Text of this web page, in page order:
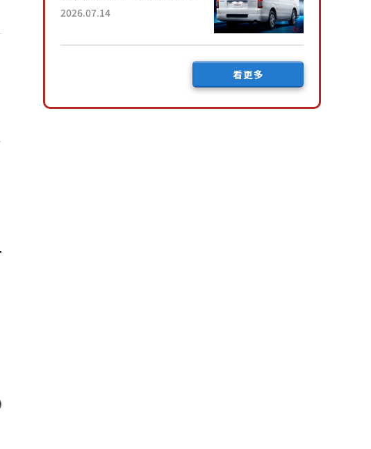
下訂了！」「哪個等級交車
後竟然還要等「超過半年」
2026.07.14
看更多